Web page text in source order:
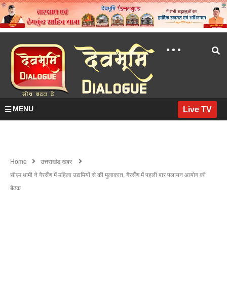
MENU Live TV
Home
उत्तराखंड खबर
सीएम धामी ने गैरसैंण में महिला उद्यमियों से की मुलाकात, गैरसैंण में पहली बार पलायन आयोग की
बैठक